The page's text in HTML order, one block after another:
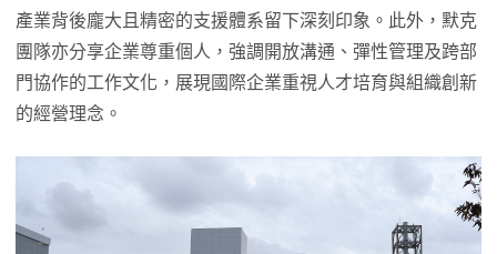
產業背後龐大且精密的支援體系留下深刻印象。此外，默克
團隊亦分享企業尊重個人，強調開放溝通、彈性管理及跨部
門協作的工作文化，展現國際企業重視人才培育與組織創新
的經營理念。